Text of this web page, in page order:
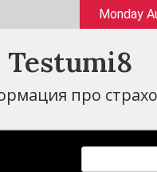
Monday
Testumi8
про